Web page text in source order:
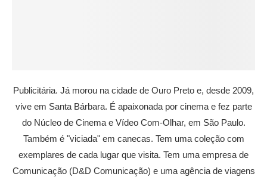
Publicitária. Já morou na cidade de Ouro Preto e, desde 2009,
vive em Santa Bárbara. É apaixonada por cinema e fez parte
do Núcleo de Cinema e Vídeo Com-Olhar, em São Paulo.
Também é "viciada" em canecas. Tem uma coleção com
exemplares de cada lugar que visita. Tem uma empresa de
Comunicação (D&D Comunicação) e uma agência de viagens